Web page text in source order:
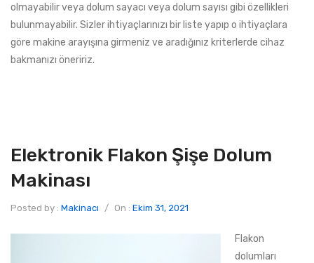
olmayabilir veya dolum sayacı veya dolum sayısı gibi özellikleri
bulunmayabilir. Sizler ihtiyaçlarınızı bir liste yapıp o ihtiyaçlara
göre makine arayışına girmeniz ve aradığınız kriterlerde cihaz
bakmanızı öneririz.
Elektronik Flakon Şişe Dolum
Makinası
Posted by : Makinacı / On : Ekim 31, 2021
Flakon
dolumları